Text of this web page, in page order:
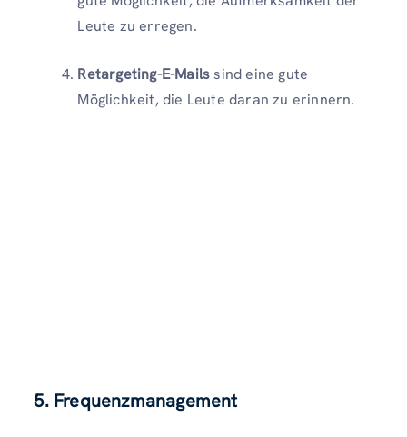
Leute zu erregen.
Retargeting-E-Mailssind eine gute
Möglichkeit, die Leute daran zu erinnern.
5. Frequenzmanagement